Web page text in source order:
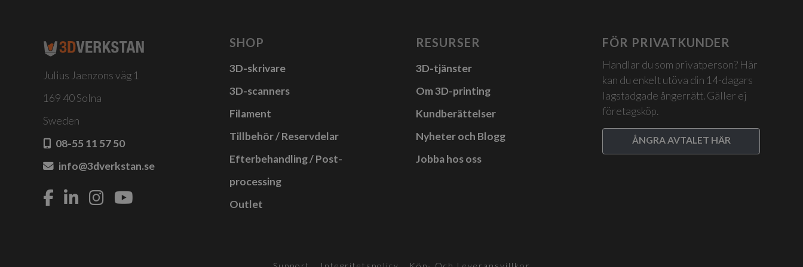
varianter.
De
alternativen
kan
väljas
produktsidan
Julius Jaenzons väg 1
169 40 Solna
Sweden
08-55 11 57 50
info@3dverkstan.se
SHOP
3D-skrivare
3D-scanners
Filament
Tillbehör / Reservdelar
Efterbehandling / Post-
processing
Outlet
RESURSER
3D-tjänster
Om 3D-printing
Kundberättelser
Nyheter och Blogg
Jobba hos oss
FÖR PRIVATKUNDER
Handlar du som privatperson? Här
kan du enkelt utöva din 14-dagars
lagstadgade ångerrätt. Gäller ej
företagsköp.
ÅNGRA AVTALET HÄR